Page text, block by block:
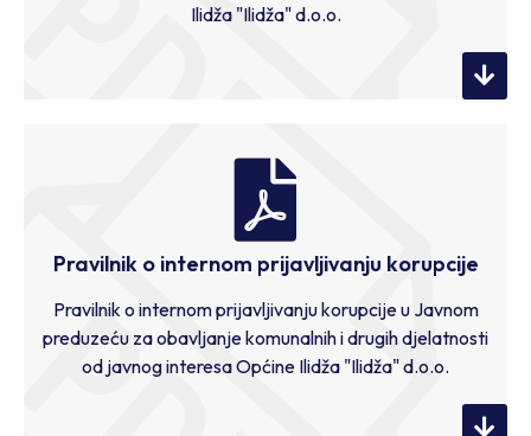
Ilidža "Ilidža" d.o.o.
Pravilnik o internom prijavljivanju korupcije
Pravilnik o internom prijavljivanju korupcije u Javnom
preduzeću za obavljanje komunalnih i drugih djelatnosti
od javnog interesa Općine Ilidža "Ilidža" d.o.o.